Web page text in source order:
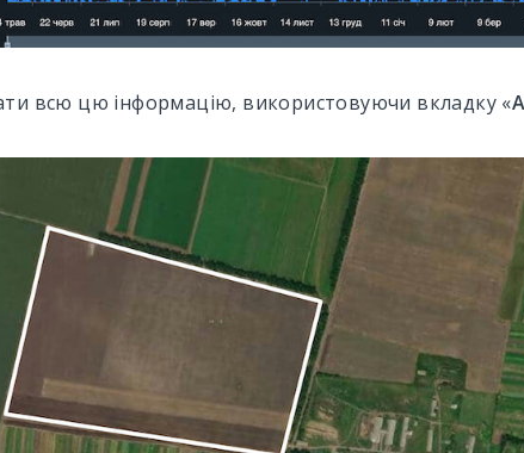
всю цю інформацію, використовуючи вкладку «